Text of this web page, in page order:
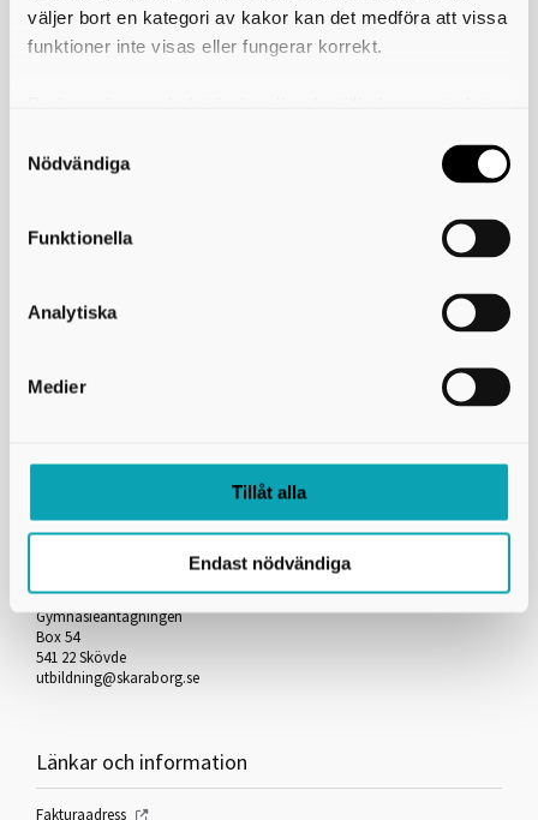
väljer bort en kategori av kakor kan det medföra att vissa
funktioner inte visas eller fungerar korrekt.
användning av kakor som du hittar längst ner på sidan
Nödvändiga
Funktionella
Analytiska
Medier
Tillåt alla
Endast nödvändiga
*Meddelande
Kontakta oss
Skaraborgs Kommunalförbund
Gymnasieantagningen
Box 54
541 22 Skövde
utbildning@skaraborg.se
Länkar och information
Fakturaadress